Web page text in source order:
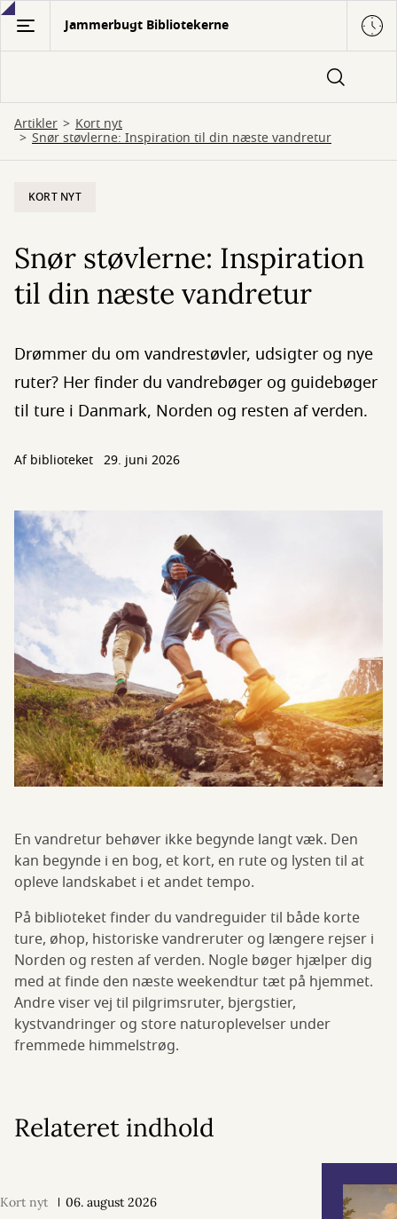
Gå
hovedindhold
Jammerbugt Bibliotekerne
Artikler Kort nyt
Snør støvlerne: Inspiration til din næste vandretur
KORT NYT
Snør støvlerne: Inspiration
til din næste vandretur
Drømmer du om vandrestøvler, udsigter og nye
ruter? Her finder du vandrebøger og guidebøger
til ture i Danmark, Norden og resten af verden.
Af biblioteket 29. juni 2026
En vandretur behøver ikke begynde langt væk. Den
kan begynde i en bog, et kort, en rute og lysten til at
opleve landskabet i et andet tempo.
På biblioteket finder du vandreguider til både korte
ture, øhop, historiske vandreruter og længere rejser i
Norden og resten af verden. Nogle bøger hjælper dig
med at finde den næste weekendtur tæt på hjemmet.
Andre viser vej til pilgrimsruter, bjergstier,
kystvandringer og store naturoplevelser under
fremmede himmelstrøg.
Relateret indhold
Kort nyt 06. august 2026